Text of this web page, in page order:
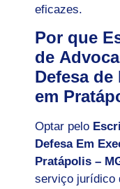
eficazes.
Por que
de
Defesa
em
Optar pelo
Defesa Em
Pratápolis –
serviço jurídico